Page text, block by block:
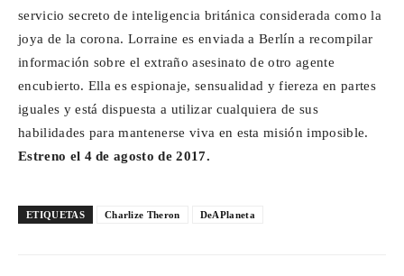
servicio secreto de inteligencia británica considerada como la
joya de la corona. Lorraine es enviada a Berlín a recompilar
información sobre el extraño asesinato de otro agente
encubierto. Ella es espionaje, sensualidad y fiereza en partes
iguales y está dispuesta a utilizar cualquiera de sus
habilidades para mantenerse viva en esta misión imposible.
Estreno el 4 de agosto de 2017.
ETIQUETAS Charlize Theron DeAPlaneta